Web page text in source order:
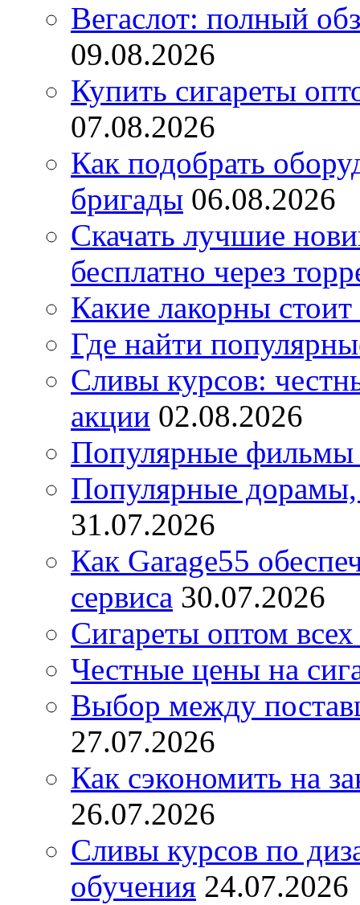
Вегаслот: полный
09.08.2026
Купить сигареты
07.08.2026
Как подобрать
бригады 06.08.2026
Скачать лучшие
бесплатно через
Какие лакорны стоит
Где найти
Сливы курсов:
акции 02.08.2026
Популярные фильмы
Популярные дорамы,
31.07.2026
Как Garage55
сервиса 30.07.2026
Сигареты оптом
Честные цены на
Выбор между
27.07.2026
Как сэкономить на
26.07.2026
Сливы курсов по
обучения 24.07.2026